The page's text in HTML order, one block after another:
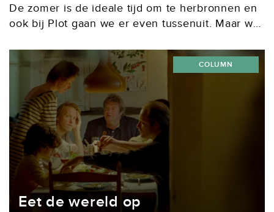
De zomer is de ideale tijd om te herbronnen en
ook bij Plot gaan we er even tussenuit. Maar we
Eet de wereld op
COLUMN